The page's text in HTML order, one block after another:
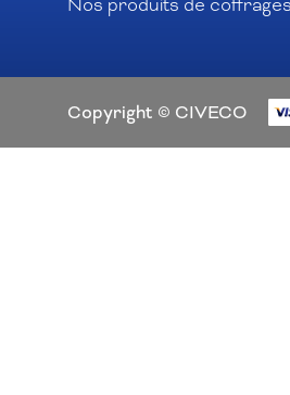
Nos produits de coffrages
Copyright © CIVECO